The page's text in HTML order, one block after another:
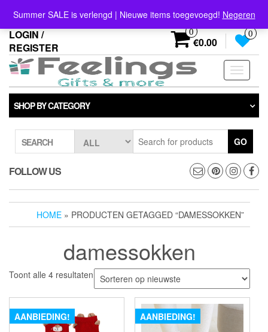
the
content
Summer SALE is verlengd | Nieuwe items toegevoegd! Negeren
info@feelings-giftshop.nl
LOGIN /
REGISTER
0
€0.00
0
Toggle
SHOP BY CATEGORY
SEARCH GO
FOLLOW US
HOME » PRODUCTEN GETAGGED “DAMESSOKKEN”
damessokken
Toont alle 4 resultaten Gesorteerd
op
nieuwste
AANBIEDING!
AANBIEDING!